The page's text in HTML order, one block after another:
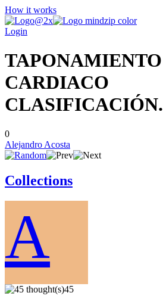
How it works
Login
TAPONAMIENTO
CARDIACO
CLASIFICACIÓN.
0
Alejandro Acosta
Collections
A
45